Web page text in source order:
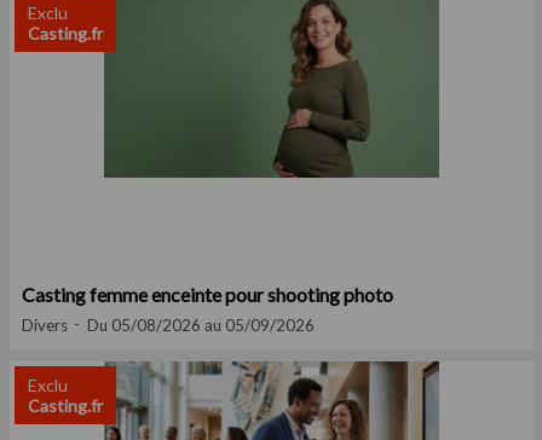
Exclu
Casting.fr
Casting femme enceinte pour shooting photo
Divers Du 05/08/2026 au 05/09/2026
Exclu
Casting.fr